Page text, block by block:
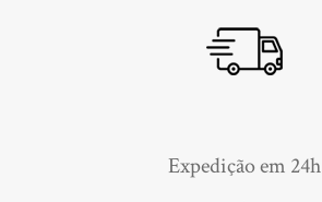
Expedição em 24h